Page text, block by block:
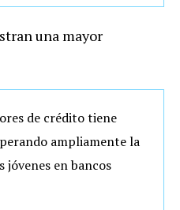
una mayor
de crédito tiene
ampliamente la
en bancos